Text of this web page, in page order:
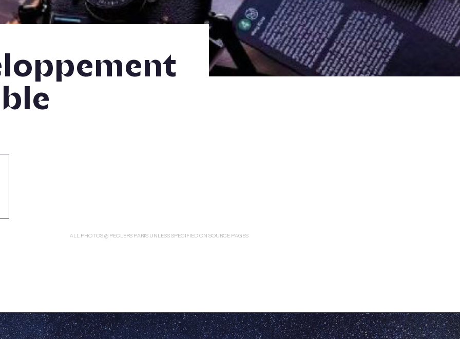
ALL PHOTOS @ PECLERS PARIS UNLESS SPECIFIED ON SOURCE PAGES